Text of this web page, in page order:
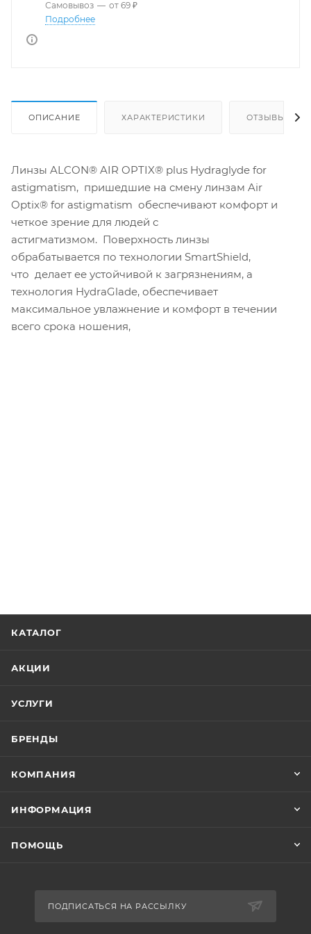
Самовывоз — от 69 ₽
Подробнее
ОПИСАНИЕ ХАРАКТЕРИСТИКИ ОТЗЫВЫ
Линзы ALCON® AIR OPTIX® plus Hydraglyde for
astigmatism, пришедшие на смену линзам Air
Optix® for astigmatism обеспечивают комфорт и
четкое зрение для людей с
астигматизмом. Поверхность линзы
обрабатывается по технологии SmartShield,
что делает ее устойчивой к загрязнениям, а
технология HydraGlade, обеспечивает
максимальное увлажнение и комфорт в течении
всего срока ношения,
КАТАЛОГ
АКЦИИ
УСЛУГИ
БРЕНДЫ
КОМПАНИЯ
ИНФОРМАЦИЯ
ПОМОЩЬ
ПОДПИСАТЬСЯ НА РАССЫЛКУ